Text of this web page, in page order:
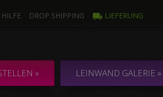
HILFE DROP SHIPPING LIEFERUNG
» LEINWAND GALERIE »
COLLAGE /